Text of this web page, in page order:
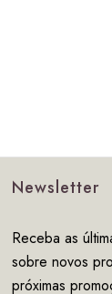
Newsletter
Receba as
sobre novos
próximas